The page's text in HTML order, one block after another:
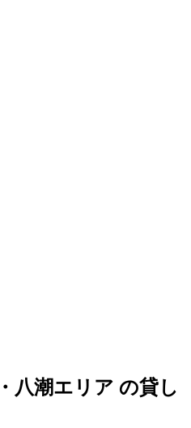
八潮エリア の貸し